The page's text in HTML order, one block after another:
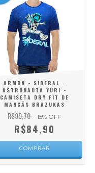
ARMON - SIDERAL .
ASTRONAUTA YURI -
CAMISETA DRY FIT DE
MANGÁS BRAZUKAS
R$99,70 15% OFF
R$84,90
COMPRAR